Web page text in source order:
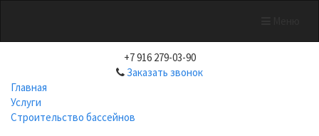
+7 916 279-03-90
Заказать звонок
Главная
Услуги
Строительство бассейнов